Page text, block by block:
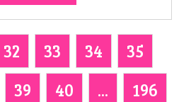
32 33 34
35
39 40 ...
196